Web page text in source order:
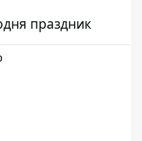
праздник